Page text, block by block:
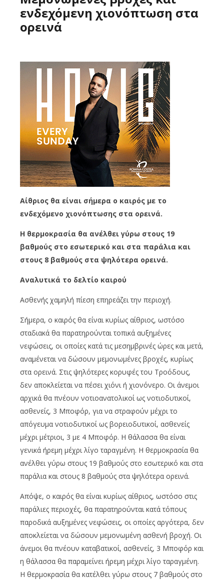
ενδεχόμενη χιονόπτωση στα
ορεινά
Aίθριος θα είναι σήμερα ο καιρός με το
ενδεχόμενο χιονόπτωσης στα ορεινά.
Η θερμοκρασία θα ανέλθει γύρω στους 19
βαθμούς στο εσωτερικό και στα παράλια και
στους 8 βαθμούς στα ψηλότερα ορεινά.
Αναλυτικά το δελτίο καιρού
Ασθενής χαμηλή πίεση επηρεάζει την περιοχή.
Σήμερα, ο καιρός θα είναι κυρίως αίθριος, ωστόσο
σταδιακά θα παρατηρούνται τοπικά αυξημένες
νεφώσεις, οι οποίες κατά τις μεσημβρινές ώρες και μετά,
αναμένεται να δώσουν μεμονωμένες βροχές, κυρίως
στα ορεινά. Στις ψηλότερες κορυφές του Τροόδους,
δεν αποκλείεται να πέσει χιόνι ή χιονόνερο. Οι άνεμοι
αρχικά θα πνέουν νοτιοανατολικοί ως νοτιοδυτικοί,
ασθενείς, 3 Μποφόρ, για να στραφούν μέχρι το
απόγευμα νοτιοδυτικοί ως βορειοδυτικοί, ασθενείς
μέχρι μέτριοι, 3 με 4 Μποφόρ. Η θάλασσα θα είναι
γενικά ήρεμη μέχρι λίγο ταραγμένη. Η θερμοκρασία θα
ανέλθει γύρω στους 19 βαθμούς στο εσωτερικό και στα
παράλια και στους 8 βαθμούς στα ψηλότερα ορεινά.
Απόψε, ο καιρός θα είναι κυρίως αίθριος, ωστόσο στις
παράλιες περιοχές, θα παρατηρούνται κατά τόπους
παροδικά αυξημένες νεφώσεις, οι οποίες αργότερα, δεν
αποκλείεται να δώσουν μεμονωμένη ασθενή βροχή. Οι
άνεμοι θα πνέουν καταβατικοί, ασθενείς, 3 Μποφόρ και
η θάλασσα θα παραμείνει ήρεμη μέχρι λίγο ταραγμένη.
Η θερμοκρασία θα κατέλθει γύρω στους 7 βαθμούς στο